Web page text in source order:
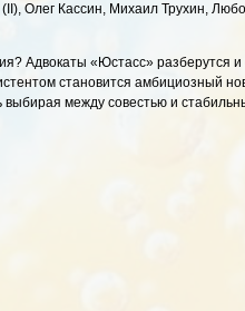
Олег Кассин, Михаил Трухин,
Адвокаты «Юстасс» разберутся и
становится амбициозный
между совестью и